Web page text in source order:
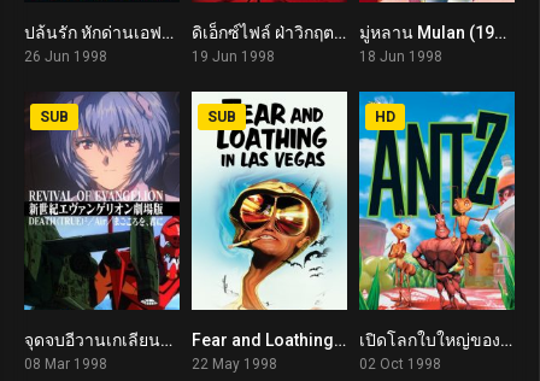
7.0ปล้นรัก หักด่านเอฟบีไอ Out of Sight (1998)
26 Jun 1998
7.0ดิเอ็กซ์ไฟล์ ฝ่าวิกฤตสู้กับอนาคต The X Files (1998)
19 Jun 1998
7.6
มู่หลาน Mulan (1998)
18 Jun 1998
8.2
SUB
จุดจบอีวานเกเลียนที่แท้จริง Revival of Evangelion (1998)
08 Mar 1998
7.6
SUB
Fear and Loathing in Las Vegas (1998)
22 May 1998
6.5
HD
เปิดโลกใบใหญ่ของนายมด Antz (1998)
02 Oct 1998